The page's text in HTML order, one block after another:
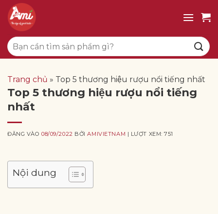
qua
dung
Tìm
kiếm:
Trang chủ » Top 5 thương hiệu rượu nổi tiếng nhất
Top 5 thương hiệu rượu nổi tiếng
nhất
ĐĂNG VÀO08/09/2022 BỞIAMIVIETNAM | LƯỢT XEM: 751
Nội dung